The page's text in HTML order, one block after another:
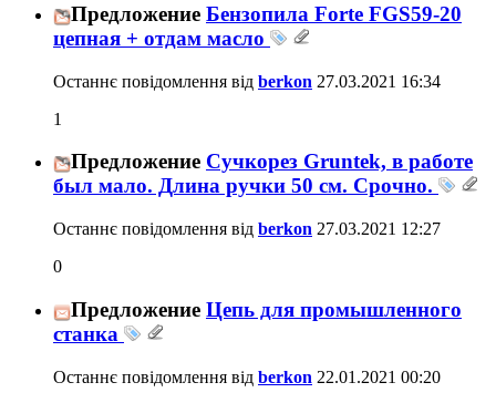
Предложение Бензопила Forte FGS59-20
цепная + отдам масло
Останнє повідомлення від berkon 27.03.2021 16:34
1
Предложение Сучкорез Gruntek, в работе
был мало. Длина ручки 50 см. Срочно.
Останнє повідомлення від berkon 27.03.2021 12:27
0
Предложение Цепь для промышленного
станка
Останнє повідомлення від berkon 22.01.2021 00:20